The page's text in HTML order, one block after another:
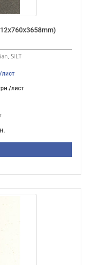
SILT
лист
лист